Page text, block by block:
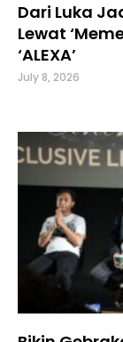
Dari Luka
Lewat
‘ALEXA’
July 8, 2026